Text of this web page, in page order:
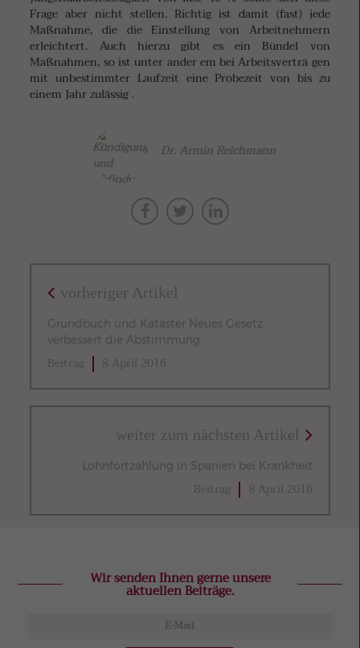
Frage aber nicht stellen. Richtig ist damit (fast) jede
Maßnahme, die die Einstellung von Arbeitnehmern
erleichtert. Auch hierzu gibt es ein Bündel von
Maßnahmen, so ist unter ander em bei Arbeitsverträ gen
mit unbestimmter Laufzeit eine Probezeit von bis zu
einem Jahr zulässig .
Dr. Armin Reichmann
vorheriger Artikel
Grundbuch und Kataster Neues Gesetz
verbessert die Abstimmung
Beitrag 8 April 2016
weiter zum nächsten Artikel
Lohnfortzahlung in Spanien bei Krankheit
Beitrag 8 April 2016
Wir senden Ihnen gerne unsere
aktuellen Beiträge.